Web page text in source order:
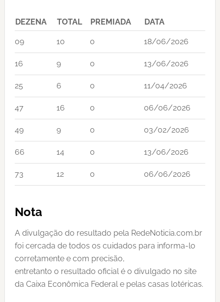
DEZENA TOTAL PREMIADA DATA
09 10 0 18/06/2026
16 9 0 13/06/2026
25 6 0 11/04/2026
47 16 0 06/06/2026
49 9 0 03/02/2026
66 14 0 13/06/2026
73 12 0 06/06/2026
Nota
A divulgação do resultado pela RedeNoticia.com.br
foi cercada de todos os cuidados para informa-lo
corretamente e com precisão,
entretanto o resultado oficial é o divulgado no site
da Caixa Econômica Federal e pelas casas lotéricas.